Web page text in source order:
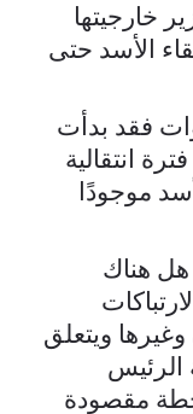
خارجيتها
الأسد حتى
فقد بدأت
انتقالية
موجودًا
هل هناك
وغيرها ويتعلق
الرئيس
خطة مقصودة